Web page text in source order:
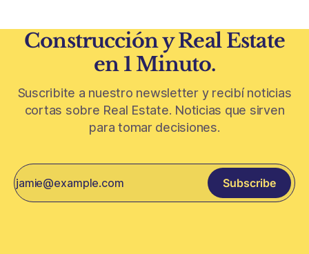
Construcción y Real Estate
en 1 Minuto.
Suscribite a nuestro newsletter y recibí noticias
cortas sobre Real Estate. Noticias que sirven
para tomar decisiones.
Subscribe